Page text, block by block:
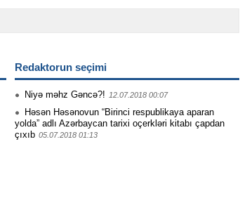
Redaktorun seçimi
Niyə məhz Gəncə?! 12.07.2018 00:07
Həsən Həsənovun “Birinci respublikaya aparan
yolda” adlı Azərbaycan tarixi oçerkləri kitabı çapdan
çıxıb 05.07.2018 01:13